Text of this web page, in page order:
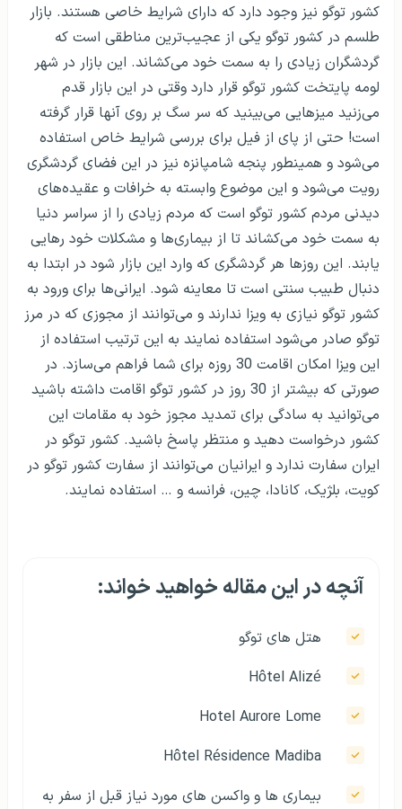
کشور توگو نیز وجود دارد که دارای شرایط خاصی هستند. بازار
طلسم در کشور توگو یکی از عجیب‌ترین مناطقی است که
گردشگران زیادی را به سمت خود می‌کشاند. این بازار در شهر
لومه پایتخت کشور توگو قرار دارد وقتی در این بازار قدم
می‌زنید میز‌هایی می‌بینید که سر سگ بر روی آنها قرار گرفته
است! حتی از پای از فیل برای بررسی شرایط خاص استفاده
می‌شود و همینطور پنجه شامپانزه نیز در این فضای گردشگری
رویت می‌شود و این موضوع وابسته به خرافات و عقیده‌های
دیدنی مردم کشور توگو است که مردم زیادی را از سراسر دنیا
به سمت خود می‌کشاند تا از بیماری‌ها و مشکلات خود رهایی
یابند. این روزها هر گردشگری که وارد این بازار شود در ابتدا به
دنبال طبیب سنتی است تا معاینه شود. ایرانی‌ها برای ورود به
کشور توگو نیازی به ویزا ندارند و می‌توانند از مجوزی که در مرز
توگو صادر می‌شود استفاده نمایند به این ترتیب استفاده از
این ویزا امکان اقامت 30 روزه برای شما فراهم می‌سازد. در
صورتی که بیشتر از 30 روز در کشور توگو اقامت داشته باشید
می‌توانید به سادگی برای تمدید مجوز خود به مقامات این
کشور درخواست دهید و منتظر پاسخ باشید. کشور توگو در
ایران سفارت ندارد و ایرانیان می‌توانند از سفارت کشور توگو در
کویت، بلژیک، کانادا‌، چین، فرانسه و … استفاده نمایند.
آنچه در این مقاله خواهید خواند:
هتل های توگو
Hôtel Alizé
Hotel Aurore Lome
Hôtel Résidence Madiba
بیماری ها و واکسن های مورد نیاز قبل از سفر به